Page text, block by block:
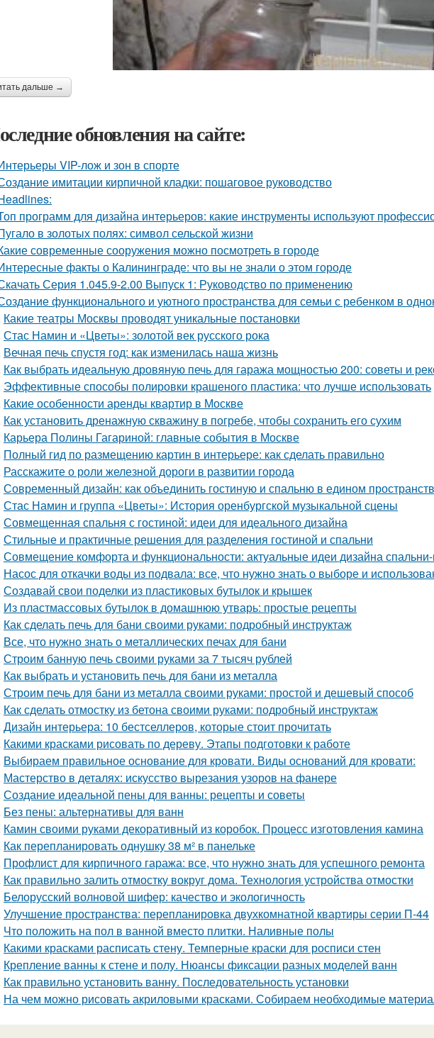
дальше →
обновления на сайте:
VIP-лож и зон в спорте
имитации кирпичной кладки: пошаговое руководство
программ для дизайна интерьеров: какие инструменты используют
в золотых полях: символ сельской жизни
современные сооружения можно посмотреть в городе
факты о Калининграде: что вы не знали о этом городе
Серия 1.045.9-2.00 Выпуск 1: Руководство по применению
функционального и уютного пространства для семьи с ребенком в
Какие театры Москвы проводят уникальные постановки
Стас Намин и «Цветы»: золотой век русского рока
Вечная печь спустя год: как изменилась наша жизнь
Как выбрать идеальную дровяную печь для гаража мощностью 200: советы и
Эффективные способы полировки крашеного пластика: что лучше использовать
Какие особенности аренды квартир в Москве
Как установить дренажную скважину в погребе, чтобы сохранить его сухим
Карьера Полины Гагариной: главные события в Москве
Полный гид по размещению картин в интерьере: как сделать правильно
Расскажите о роли железной дороги в развитии города
Современный дизайн: как объединить гостиную и спальню в едином
Стас Намин и группа «Цветы»: История оренбургской музыкальной сцены
Совмещенная спальня с гостиной: идеи для идеального дизайна
Стильные и практичные решения для разделения гостиной и спальни
Совмещение комфорта и функциональности: актуальные идеи дизайна спальни-
Насос для откачки воды из подвала: все, что нужно знать о выборе и
Создавай свои поделки из пластиковых бутылок и крышек
Из пластмассовых бутылок в домашнюю утварь: простые рецепты
Как сделать печь для бани своими руками: подробный инструктаж
Все, что нужно знать о металлических печах для бани
Строим банную печь своими руками за 7 тысяч рублей
Как выбрать и установить печь для бани из металла
Строим печь для бани из металла своими руками: простой и дешевый способ
Как сделать отмостку из бетона своими руками: подробный инструктаж
Дизайн интерьера: 10 бестселлеров, которые стоит прочитать
Какими красками рисовать по дереву. Этапы подготовки к работе
Выбираем правильное основание для кровати. Виды оснований для кровати:
Мастерство в деталях: искусство вырезания узоров на фанере
Создание идеальной пены для ванны: рецепты и советы
Без пены: альтернативы для ванн
Камин своими руками декоративный из коробок. Процесс изготовления камина
Как перепланировать однушку 38 м² в панельке
Профлист для кирпичного гаража: все, что нужно знать для успешного ремонта
Как правильно залить отмостку вокруг дома. Технология устройства отмостки
Белорусский волновой шифер: качество и экологичность
Улучшение пространства: перепланировка двухкомнатной квартиры серии П-44
Что положить на пол в ванной вместо плитки. Наливные полы
Какими красками расписать стену. Темперные краски для росписи стен
Крепление ванны к стене и полу. Нюансы фиксации разных моделей ванн
Как правильно установить ванну. Последовательность установки
На чем можно рисовать акриловыми красками. Собираем необходимые